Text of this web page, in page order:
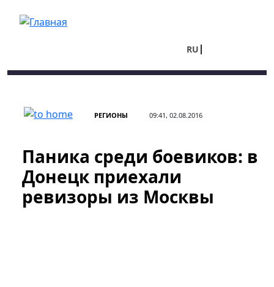
RU
РЕГИОНЫ 09:41, 02.08.2016
Паника среди боевиков: в
Донецк приехали
ревизоры из Москвы